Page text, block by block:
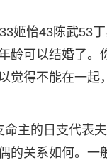
姬怡43陈武53
龄可以结婚了。
觉得不能在一起
主的日支代表
的关系如何。一